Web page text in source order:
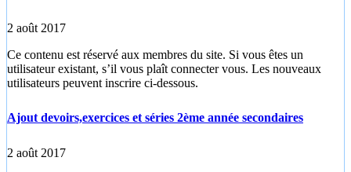
2 août 2017
Ce contenu est réservé aux membres du site. Si vous êtes un
utilisateur existant, s’il vous plaît connecter vous. Les nouveaux
utilisateurs peuvent inscrire ci-dessous.
Ajout devoirs,exercices et séries 2ème année secondaires
2 août 2017